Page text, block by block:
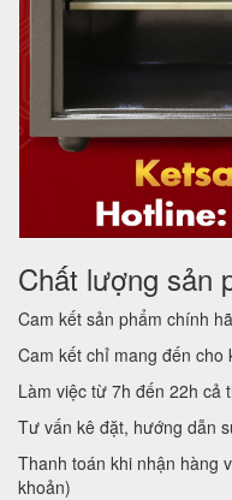
Chất lượng sản
Cam kết sản phẩm chính
Cam kết chỉ mang đến
Làm việc từ 7h đến 22h cả
Tư vấn kê đặt, hướng dẫn
Thanh toán khi nhận hàng
khoản)